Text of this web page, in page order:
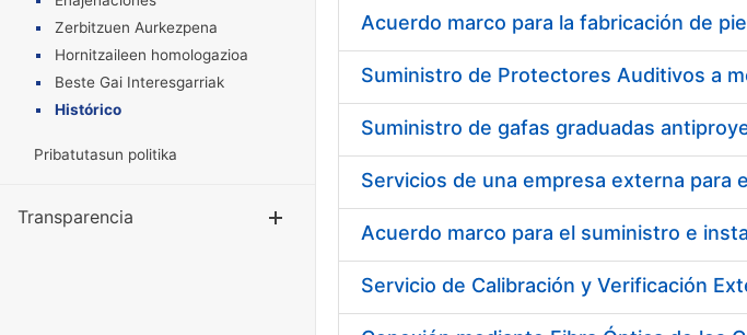
Zerbitzuen Aurkezpena
Hornitzaileen homologazioa
Beste Gai Interesgarriak
Histórico
Pribatutasun politika
Transparencia Erakutsi/Ezkutatu
Acuerdo marco para la fabricación de
Acuerdo marco para el suministro e